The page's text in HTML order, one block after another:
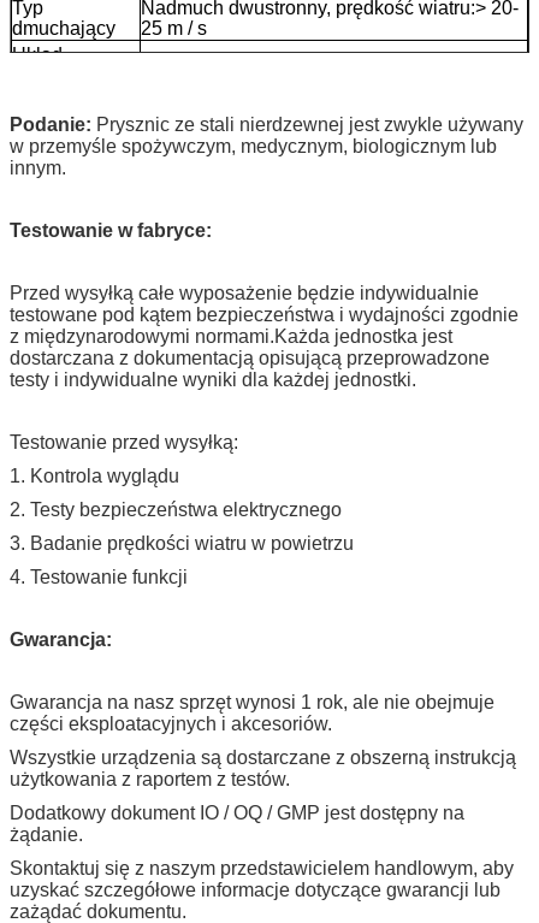
Typ
dmuchający
Nadmuch dwustronny, prędkość wiatru:> 20-
25 m / s
Układ
fotoelektryczny
Oświetlenie
LED firmy
Podanie: Prysznic ze stali nierdzewnej jest zwykle używany
w przemyśle spożywczym, medycznym, biologicznym lub
innym.
Testowanie w fabryce:
Przed wysyłką całe wyposażenie będzie indywidualnie
testowane pod kątem bezpieczeństwa i wydajności zgodnie
z międzynarodowymi normami.Każda jednostka jest
dostarczana z dokumentacją opisującą przeprowadzone
testy i indywidualne wyniki dla każdej jednostki.
Testowanie przed wysyłką:
1. Kontrola wyglądu
2. Testy bezpieczeństwa elektrycznego
3. Badanie prędkości wiatru w powietrzu
4. Testowanie funkcji
Gwarancja:
Gwarancja na nasz sprzęt wynosi 1 rok, ale nie obejmuje
części eksploatacyjnych i akcesoriów.
Wszystkie urządzenia są dostarczane z obszerną instrukcją
użytkowania z raportem z testów.
Dodatkowy dokument IO / OQ / GMP jest dostępny na
żądanie.
Skontaktuj się z naszym przedstawicielem handlowym, aby
uzyskać szczegółowe informacje dotyczące gwarancji lub
zażądać dokumentu.